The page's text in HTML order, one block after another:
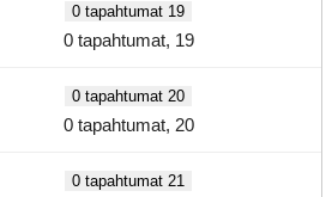
0 tapahtumat 19
0 tapahtumat, 19
0 tapahtumat 20
0 tapahtumat, 20
0 tapahtumat 21